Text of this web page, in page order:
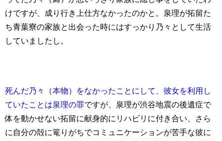
けですが、成り行き上仕方なかったのかと。泉理が拓留た
ち青葉寮の家族と出会った時にはすっかり乃々として生活
していましたし。
死んだ乃々（本物）をなかったことにして、彼女を利用し
ていたことは泉理の罪ですが、泉理が渋谷地震の後遺症で
体を動かせない拓留に献身的にリハビリに付き合い、さら
に自分の殻に篭りがちでコミュニケーションが苦手な彼に